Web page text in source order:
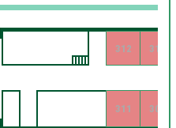
309
310
311
312